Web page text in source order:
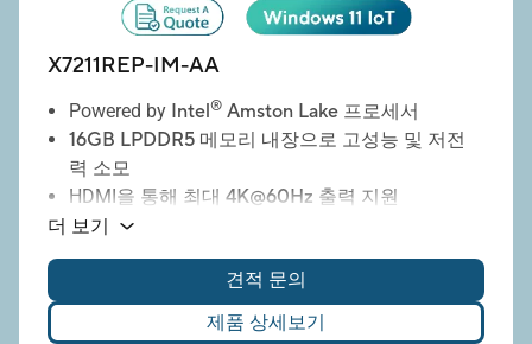
X7211REP-IM-AA
Powered by Intel® Amston Lake 프로세서
16GB LPDDR5 메모리 내장으로 고성능 및 저전
력 소모
HDMI을 통해 최대 4K@60Hz 출력 지원
듀얼 LAN
화
다양한 산업용 장치 연결을 위한
제공
USB 3.2지원으로 고속 데이터 전송
더 보기
견적 문의
제품 상세보기